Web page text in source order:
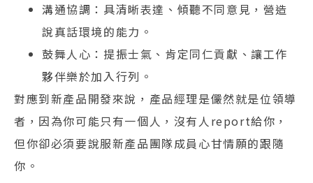
溝通協調：具清晰表達、傾聽不同意見，營造
說真話環境的能力。
鼓舞人心：提振士氣、肯定同仁貢獻、讓工作
夥伴樂於加入行列。
對應到新產品開發來說，產品經理是儼然就是位領導
者，因為你可能只有一個人，沒有人report給你，
但你卻必須要說服新產品團隊成員心甘情願的跟隨
你。